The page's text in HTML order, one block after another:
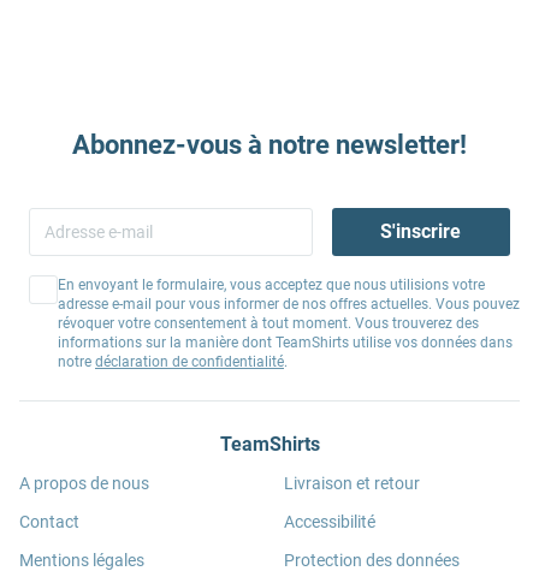
Abonnez-vous à notre newsletter!
S'inscrire
En envoyant le formulaire, vous acceptez que nous utilisions votre
adresse e-mail pour vous informer de nos offres actuelles. Vous pouvez
révoquer votre consentement à tout moment. Vous trouverez des
informations sur la manière dont TeamShirts utilise vos données dans
notre déclaration de confidentialité.
TeamShirts
A propos de nous
Contact
Mentions légales
Livraison et retour
Accessibilité
Protection des données